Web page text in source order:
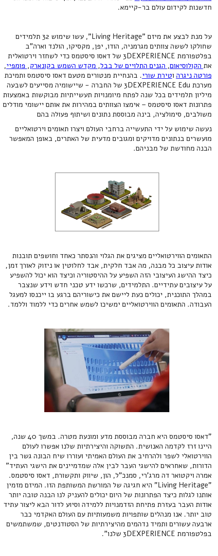
חדשנות לקידום עולם בר-קיימא.
על מנת לבצע את מיזם "Living Heritage", עשו שימוש 32 תלמידים
שחולקו לששה צוותים מגרמניה, הודו, יפן, מקסיקו, הולנד וארה"ב
בפלטפורמת 3DEXPERIENCE של דאסו סיסטמס כדי לשחזר וירטואלית
את הקולוסיאום, הגנים התלויים של בבל, מקדש השמש בקונארק, פומפיי,
פורטה ניגרה וטירת שורי. בהנחיית מנטורים מטעם דאסו סיסטמס ותמיכת
מערכת 3DEXPERIENCE Edu של החברה - שיישומיה מסייעים לשבעה
מיליון תלמידים בכל שנה לפתח מיומנויות תעשייתיות מבוקשות באמצעות
פתרונות דאסו סיסטמס – אימצו הצוותים במהירות את אותם יישומי מודלים
משולבים, סימולציה, בינה מבוססת נתונים ושיתוף פעולה בהם
נעשה שימוש על ידי התעשייה ברחבי העולם ויצרו תאומים וירטואליים
מועשרים בנתונים מדויקים ומגובים מדעית של האתרים, באופן המאפשר
הבנה מחודשת של מבניהם.
התאומים הווירטואליים מציגים את הגלוי והנסתר כאחד וחושפים תובנות
אודות עיצוב כל מבנה, מה אבד חלקית, אבד לחלוטין או ניזוק לאורך זמן,
כיצד ההישג העיצובי הזה השפיע על ההיסטוריה וכיצד הוא יכול להשפיע
על עיצובים עתידיים. התלמידים, שרכשו ידע טכני חדש וידע שנצבר
במהלך התוכנית, יכולים כעת ליישם את כישוריהם ברגע בו ייכנסו למעגל
העבודה. התאומים הווירטואליים ימשיכו לשמש אחרים כדי ללמוד וללמד.
"דאסו סיסטמס היא חברה מבוססת מדע ומונעת מטרה. במשך 40 שנה,
היינו זרז לקדמה האנושית. התשוקה והיצירתיות שלנו אפשרו לעולם
הווירטואלי לשפר ולהרחיב את העולם האמיתי ועוררו שיח הבונה גשר בין
הדורות, שאחראים להישגי העבר לבין אלה שמדמיינים את הישגי העתיד"
אמרה ויקטואר דה מרג'רי, סמנכ"ל, הון, שיווק ותקשורת, דאסו סיסטמס.
"Living Heritage" היא חגיגה של המורשת המשותפת הזו. המיזם מזמין
אותנו לגלות כיצד הפתרונות של היום יכולים להעניק לנו הבנה טובה יותר
אודות העבר בעזרת פתיחת הזדמנויות ללמידה וסיוע לדור הבא ליצור עתיד
טוב יותר. אנו מנהלים שותפויות משמעותיות עם העולם האקדמי כבר
ארבעה עשורים ותמיד נדהמים מהיצירתיות של הסטודנטים, שמשתמשים
בפלטפורמת 3DEXPERIENCE שלנו".